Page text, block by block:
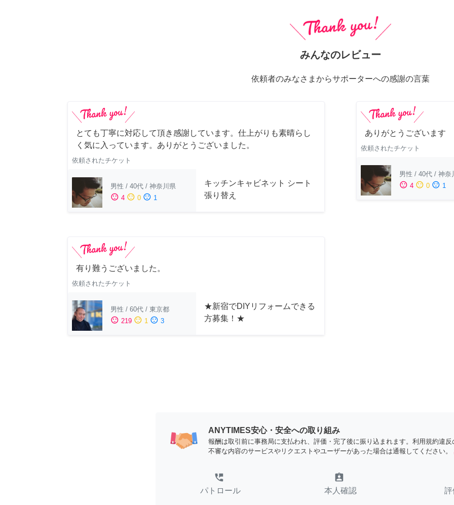
みんなのレビュー
依頼者のみなさまからサポーターへの感謝の言葉
とても丁寧に対応して頂き感謝しています。仕上がりも素晴らし
く気に入っています。ありがとうございました。
依頼されたチケット
男性 / 40代 / 神奈川県
sentiment_satisfied 4 sentiment_neutral 0 sentiment_dissatisfied 1
キッチンキャビネット シート
張り替え
ありがとうございます
依頼されたチケット
男性 / 40代 / 神奈
sentiment_satisfied 4 sentiment_neutral 0 sentiment_dissatisfied 1
有り難うございました。
依頼されたチケット
男性 / 60代 / 東京都
sentiment_satisfied 219 sentiment_neutral 1 sentiment_dissatisfied 3
★新宿でDIYリフォームできる
方募集！★
ANYTIMES安心・安全への取り組み
報酬は取引前に事務局に支払われ、評価・完了後に振り込まれます。利用規約違反
不審な内容のサービスやリクエストやユーザーがあった場合は通報してください。
perm_phone_msg
パトロール
assignment_ind
本人確認